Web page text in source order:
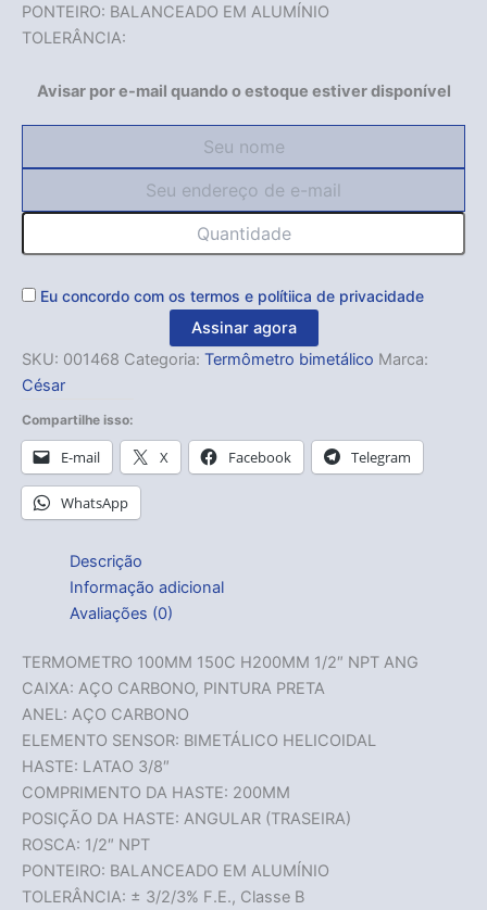
PONTEIRO: BALANCEADO EM ALUMÍNIO
TOLERÂNCIA:
Avisar por e-mail quando o estoque estiver disponível
Eu concordo com os termos e polítiica de privacidade
Assinar agora
SKU: 001468 Categoria: Termômetro bimetálico Marca:
César
Compartilhe isso:
E-mail X Facebook Telegram
WhatsApp
Descrição
Informação adicional
Avaliações (0)
TERMOMETRO 100MM 150C H200MM 1/2″ NPT ANG
CAIXA: AÇO CARBONO, PINTURA PRETA
ANEL: AÇO CARBONO
ELEMENTO SENSOR: BIMETÁLICO HELICOIDAL
HASTE: LATAO 3/8″
COMPRIMENTO DA HASTE: 200MM
POSIÇÃO DA HASTE: ANGULAR (TRASEIRA)
ROSCA: 1/2″ NPT
PONTEIRO: BALANCEADO EM ALUMÍNIO
TOLERÂNCIA: ± 3/2/3% F.E., Classe B